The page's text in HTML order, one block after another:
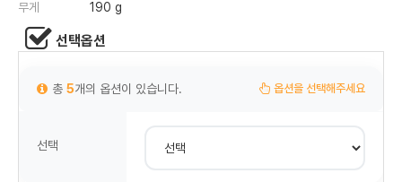
무게
190 g
선택옵션
총 5개의 옵션이 있습니다. 옵션을 선택해주세요
선택